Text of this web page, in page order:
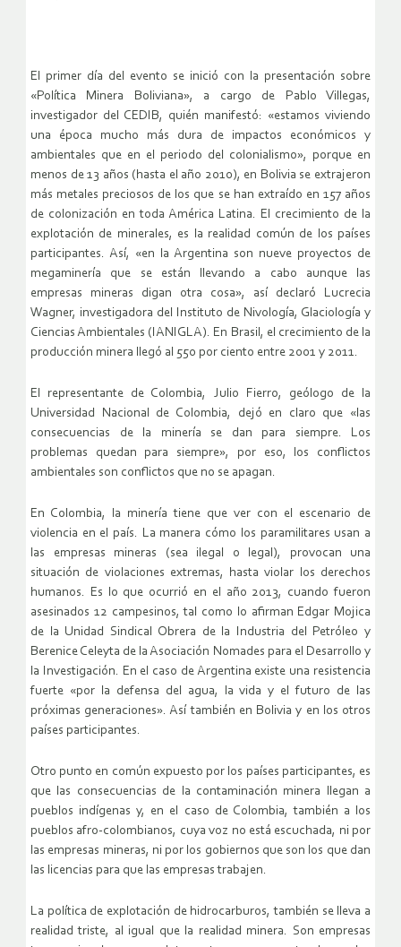
El primer día del evento se inició con la presentación sobre
«Política Minera Boliviana», a cargo de Pablo Villegas,
investigador del CEDIB, quién manifestó: «estamos viviendo
una época mucho más dura de impactos económicos y
ambientales que en el periodo del colonialismo», porque en
menos de 13 años (hasta el año 2010), en Bolivia se extrajeron
más metales preciosos de los que se han extraído en 157 años
de colonización en toda América Latina. El crecimiento de la
explotación de minerales, es la realidad común de los países
participantes. Así, «en la Argentina son nueve proyectos de
megaminería que se están llevando a cabo aunque las
empresas mineras digan otra cosa», así declaró Lucrecia
Wagner, investigadora del Instituto de Nivología, Glaciología y
Ciencias Ambientales (IANIGLA). En Brasil, el crecimiento de la
producción minera llegó al 550 por ciento entre 2001 y 2011.
El representante de Colombia, Julio Fierro, geólogo de la
Universidad Nacional de Colombia, dejó en claro que «las
consecuencias de la minería se dan para siempre. Los
problemas quedan para siempre», por eso, los conflictos
ambientales son conflictos que no se apagan.
En Colombia, la minería tiene que ver con el escenario de
violencia en el país. La manera cómo los paramilitares usan a
las empresas mineras (sea ilegal o legal), provocan una
situación de violaciones extremas, hasta violar los derechos
humanos. Es lo que ocurrió en el año 2013, cuando fueron
asesinados 12 campesinos, tal como lo afirman Edgar Mojica
de la Unidad Sindical Obrera de la Industria del Petróleo y
Berenice Celeyta de la Asociación Nomades para el Desarrollo y
la Investigación. En el caso de Argentina existe una resistencia
fuerte «por la defensa del agua, la vida y el futuro de las
próximas generaciones». Así también en Bolivia y en los otros
países participantes.
Otro punto en común expuesto por los países participantes, es
que las consecuencias de la contaminación minera llegan a
pueblos indígenas y, en el caso de Colombia, también a los
pueblos afro-colombianos, cuya voz no está escuchada, ni por
las empresas mineras, ni por los gobiernos que son los que dan
las licencias para que las empresas trabajen.
La política de explotación de hidrocarburos, también se lleva a
realidad triste, al igual que la realidad minera. Son empresas